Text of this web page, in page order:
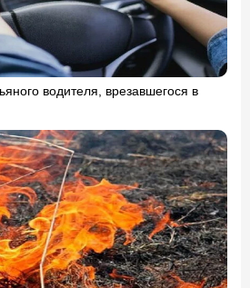
водителя, врезавшегося в